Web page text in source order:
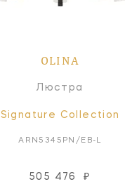
OLINA
Люстра
Signature Collection
ARN5345PN/EB-L
505 476 ₽